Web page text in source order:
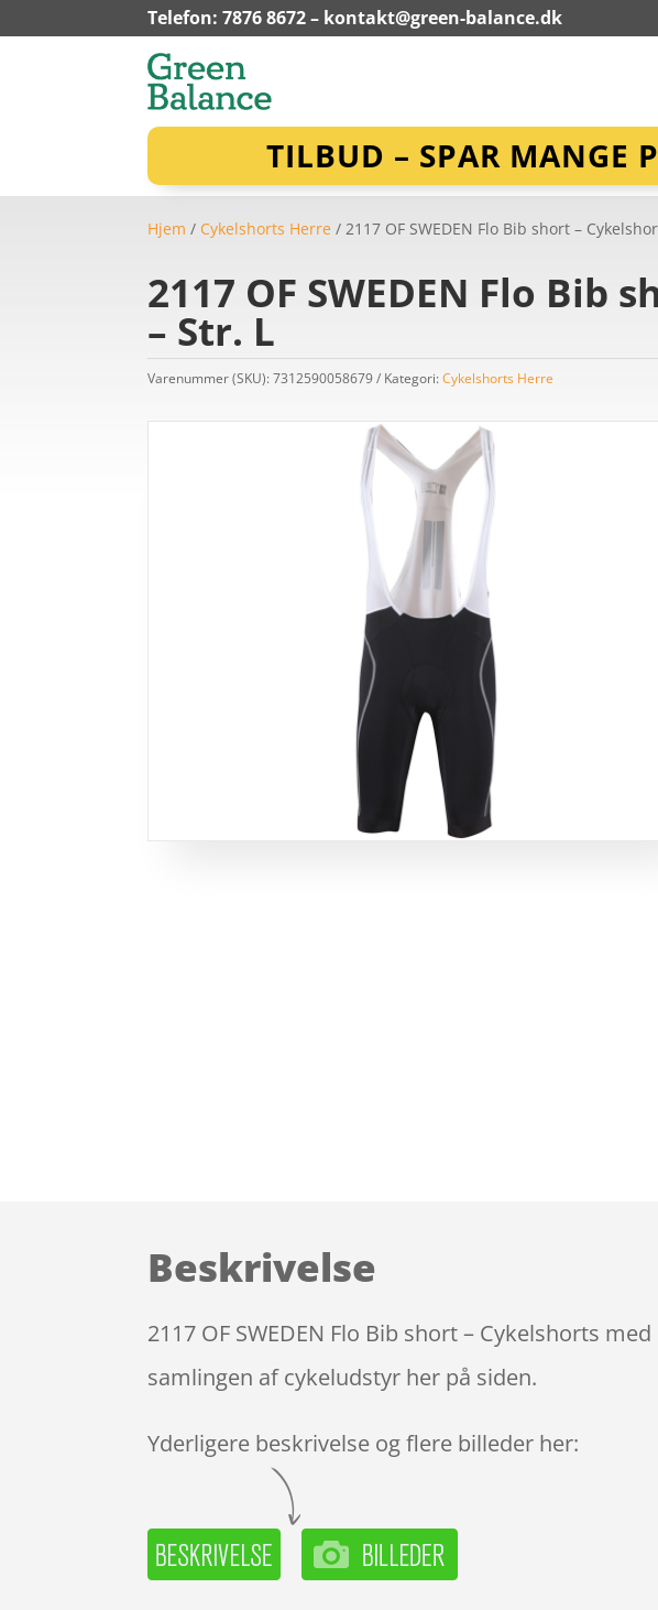
Telefon: 7876 8672 – kontakt@green-balance.dk
TILBUD – SPAR MANGE
Hjem / Cykelshorts Herre / 2117 OF SWEDEN Flo Bib short –
2117 OF SWEDEN Flo Bib
– Str. L
Varenummer (SKU):7312590058679 Kategori:Cykelshorts Herre
Beskrivelse
2117 OF SWEDEN Flo Bib short – Cykelshorts
samlingen af cykeludstyr her på siden.
Yderligere beskrivelse og flere billeder her: